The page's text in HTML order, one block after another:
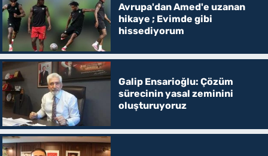
Avrupa'dan Amed'e uzanan
hikaye ; Evimde gibi
hissediyorum
Galip Ensarioğlu: Çözüm
sürecinin yasal zeminini
oluşturuyoruz